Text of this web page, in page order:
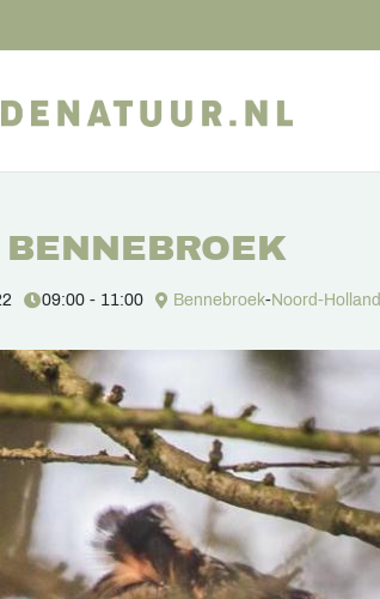
09:00 - 11:00 Bennebroek-Noord-Holland